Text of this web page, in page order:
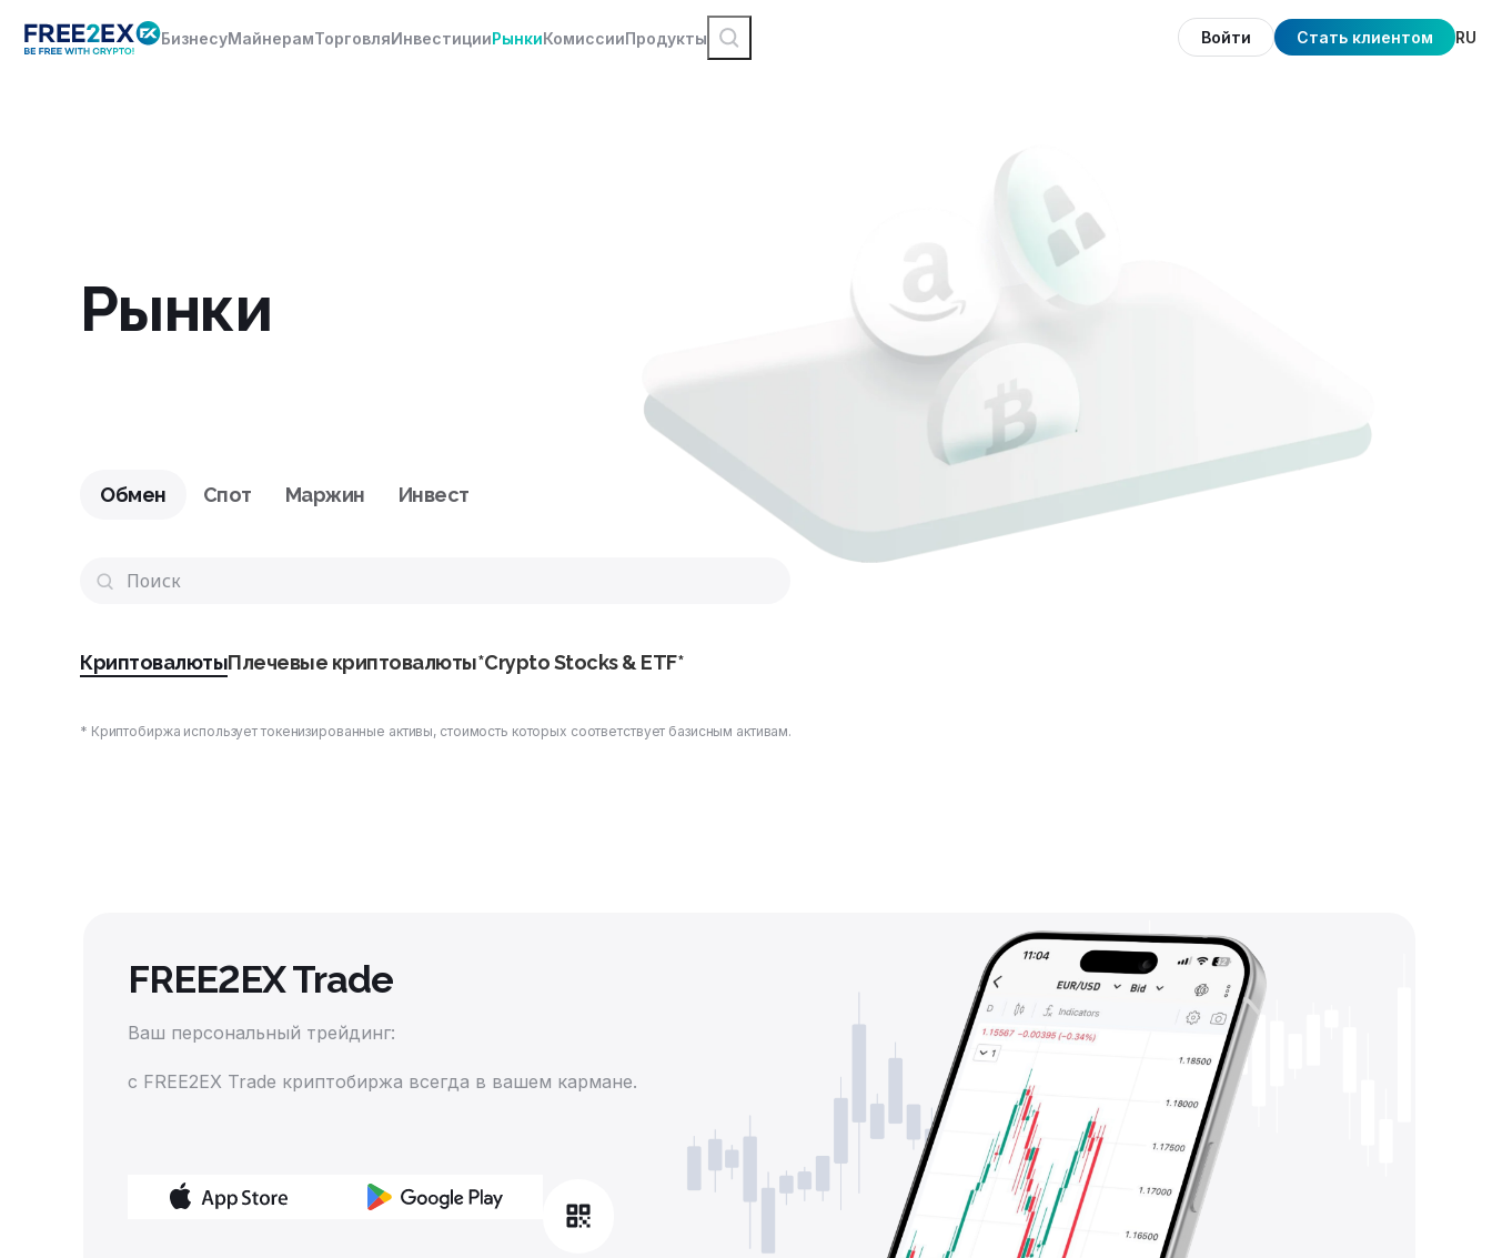
БизнесуМайнерамТорговляИнвестицииРынкиКомиссииПродукты Войти Стать клиентом RU
Рынки
Обмен Спот Маржин Инвест
КриптовалютыПлечевые криптовалюты*Crypto Stocks & ETF*
* Криптобиржа использует токенизированные активы, стоимость которых соответствует базисным активам.
FREE2EX Trade
Ваш персональный трейдинг:
с FREE2EX Trade криптобиржа всегда в вашем кармане.